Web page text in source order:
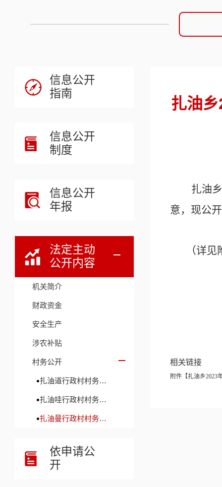
信息公开
指南
信息公开
制度
信息公开
年报
法定主动
公开内容
机关简介
财政资金
安全生产
涉农补贴
村务公开
扎油道行政村村务公开
扎油哇行政村村务公开
扎油曼行政村村务公开
依申请公
开
扎油
扎油乡
意，现公
（详
相关链接
附件【扎油乡2023